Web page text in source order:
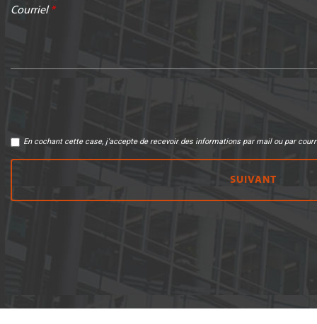
Courriel *
En cochant cette case, j'accepte de recevoir des informations par mail ou par
SUIVANT